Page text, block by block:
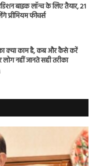
बाइक लॉन्च के लिए तैयार, 21
फीचर्स
क्या काम है, कब और कैसे करें
लोग नहीं जानते सही तरीका